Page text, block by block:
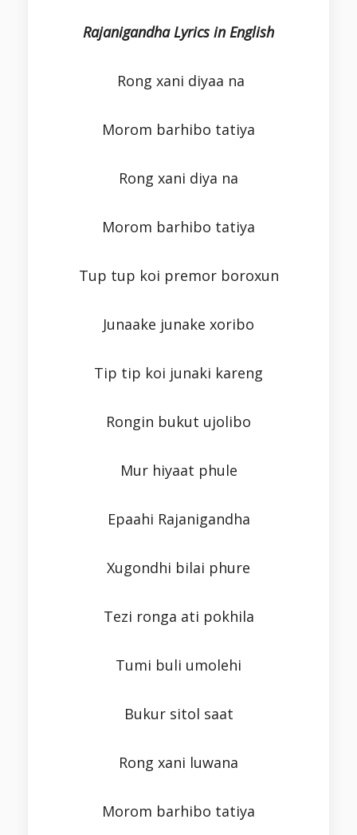
Rajanigandha Lyrics in English
Rong xani diyaa na
Morom barhibo tatiya
Rong xani diya na
Morom barhibo tatiya
Tup tup koi premor boroxun
Junaake junake xoribo
Tip tip koi junaki kareng
Rongin bukut ujolibo
Mur hiyaat phule
Epaahi Rajanigandha
Xugondhi bilai phure
Tezi ronga ati pokhila
Tumi buli umolehi
Bukur sitol saat
Rong xani luwana
Morom barhibo tatiya